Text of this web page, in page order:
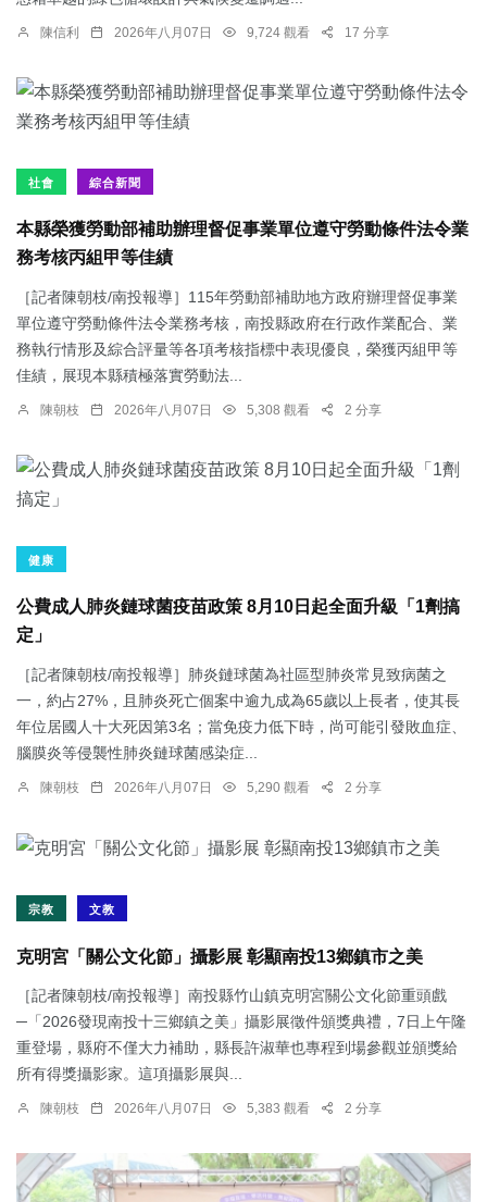
陳信利 2026年八月07日 9,724 觀看 17 分享
社會 綜合新聞
本縣榮獲勞動部補助辦理督促事業單位遵守勞動條件法令業
務考核丙組甲等佳績
［記者陳朝枝/南投報導］115年勞動部補助地方政府辦理督促事業
單位遵守勞動條件法令業務考核，南投縣政府在行政作業配合、業
務執行情形及綜合評量等各項考核指標中表現優良，榮獲丙組甲等
佳績，展現本縣積極落實勞動法...
陳朝枝 2026年八月07日 5,308 觀看 2 分享
健康
公費成人肺炎鏈球菌疫苗政策 8月10日起全面升級「1劑搞
定」
［記者陳朝枝/南投報導］肺炎鏈球菌為社區型肺炎常見致病菌之
一，約占27%，且肺炎死亡個案中逾九成為65歲以上長者，使其長
年位居國人十大死因第3名；當免疫力低下時，尚可能引發敗血症、
腦膜炎等侵襲性肺炎鏈球菌感染症...
陳朝枝 2026年八月07日 5,290 觀看 2 分享
宗教 文教
克明宮「關公文化節」攝影展 彰顯南投13鄉鎮市之美
［記者陳朝枝/南投報導］南投縣竹山鎮克明宮關公文化節重頭戲
─「2026發現南投十三鄉鎮之美」攝影展徵件頒獎典禮，7日上午隆
重登場，縣府不僅大力補助，縣長許淑華也專程到場參觀並頒獎給
所有得獎攝影家。這項攝影展與...
陳朝枝 2026年八月07日 5,383 觀看 2 分享